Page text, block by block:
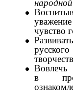
чувство
в